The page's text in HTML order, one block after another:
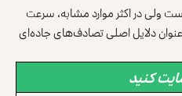
ولی در اکثر موارد مشابه، سرعت
دلایل اصلی تصادف‌های جاده‌ای
کنید